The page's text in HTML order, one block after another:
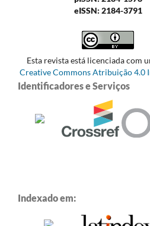
eISSN: 2184-3791
Esta revista está licenciada com
Creative Commons Atribuição 4.0
Identificadores e Serviços
Indexado em: